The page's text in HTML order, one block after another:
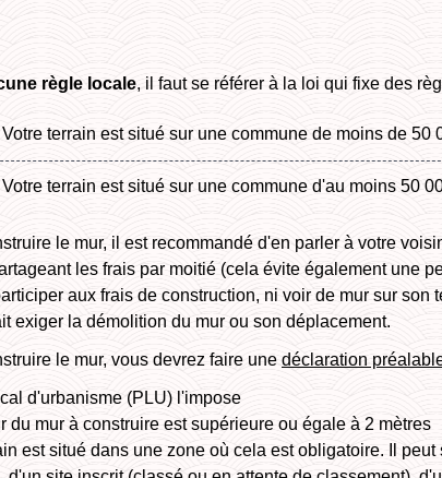
règle locale, il faut se référer à la loi qui fixe des
Votre terrain est situé sur une commune de moins de 50
Votre terrain est situé sur une commune d'au moins 50
le mur, il est recommandé d'en parler à votre
les frais par moitié (cela évite également une
aux frais de construction, ni voir de mur sur
exiger la démolition du mur ou son déplacement.
le mur, vous devrez faire une déclaration
d'urbanisme (PLU) l'impose
du mur à construire est supérieure ou égale à 2 mètres
est situé dans une zone où cela est obligatoire. Il